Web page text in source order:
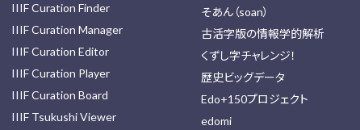
IIIF Curation Finder
IIIF Curation Manager
IIIF Curation Editor
IIIF Curation Player
IIIF Curation Board
IIIF Tsukushi Viewer
そあん（soan）
古活字版の情報学的解析
くずし字チャレンジ！
歴史ビッグデータ
Edo+150プロジェクト
edomi